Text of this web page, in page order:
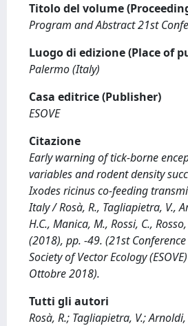
Titolo del volume
Program and Abstract 21st
Luogo di edizione (Place of
Palermo (Italy)
Casa editrice (Publisher)
ESOVE
Citazione
Early warning of tick-borne
variables and rodent density
Ixodes ricinus co-feeding
Italy / Rosà, R., Tagliapietra, V.,
H.C., Manica, M., Rossi, C.,
(2018), pp. -49. (21st
Society of Vector Ecology
Ottobre 2018).
Tutti gli autori
Rosà, R.; Tagliapietra, V.;